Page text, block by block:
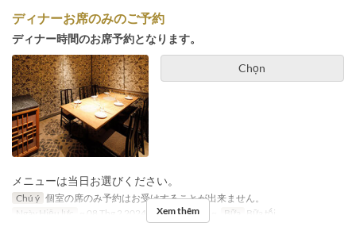
ディナーお席のみのご予約
ディナー時間のお席予約となります。
Chọn
メニューは当日お選びください。
Chú ý 個室の席のみ予約はお受けすることが出来ません。
Ngày Hiệu lực
~ 08 Thg 2 2024, 07 Thg 5 2024 ~ Bữa Bữa tối
Xem thêm